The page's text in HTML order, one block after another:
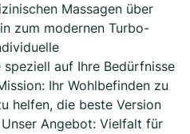
Massagen über
zum modernen Turbo-
auf Ihre Bedürfnisse
Ihr Wohlbefinden zu
helfen, die beste Version
Angebot: Vielfalt für